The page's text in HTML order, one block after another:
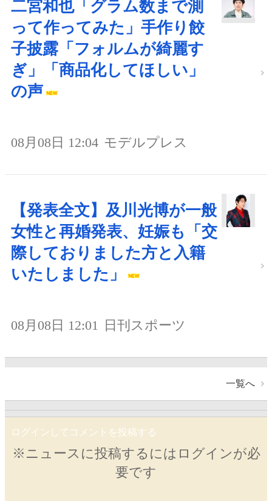
二宮和也「グラム数まで測
って作ってみた」手作り餃
子披露「フォルムが綺麗す
ぎ」「商品化してほしい」
の声
08月08日 12:04 モデルプレス
【発表全文】及川光博が一般
女性と再婚発表、妊娠も「交
際しておりました方と入籍
いたしました」
08月08日 12:01 日刊スポーツ
一覧へ
ログインしてコメントを投稿する
※ニュースに投稿するにはログインが必
要です